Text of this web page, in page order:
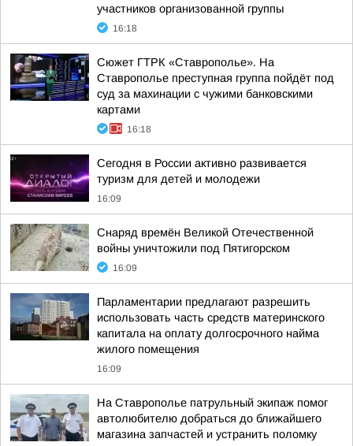
участников организованной группы
16:18
Сюжет ГТРК «Ставрополье». На
Ставрополье преступная группа пойдёт под
суд за махинации с чужими банковскими
картами
16:18
Сегодня в России активно развивается
туризм для детей и молодежи
16:09
Снаряд времён Великой Отечественной
войны уничтожили под Пятигорском
16:09
Парламентарии предлагают разрешить
использовать часть средств материнского
капитала на оплату долгосрочного найма
жилого помещения
16:09
На Ставрополье патрульный экипаж помог
автолюбителю добраться до ближайшего
магазина запчастей и устранить поломку